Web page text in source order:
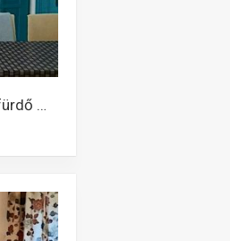
Csipke Vendégházak Zsóry-fürdő Mezőkövesd